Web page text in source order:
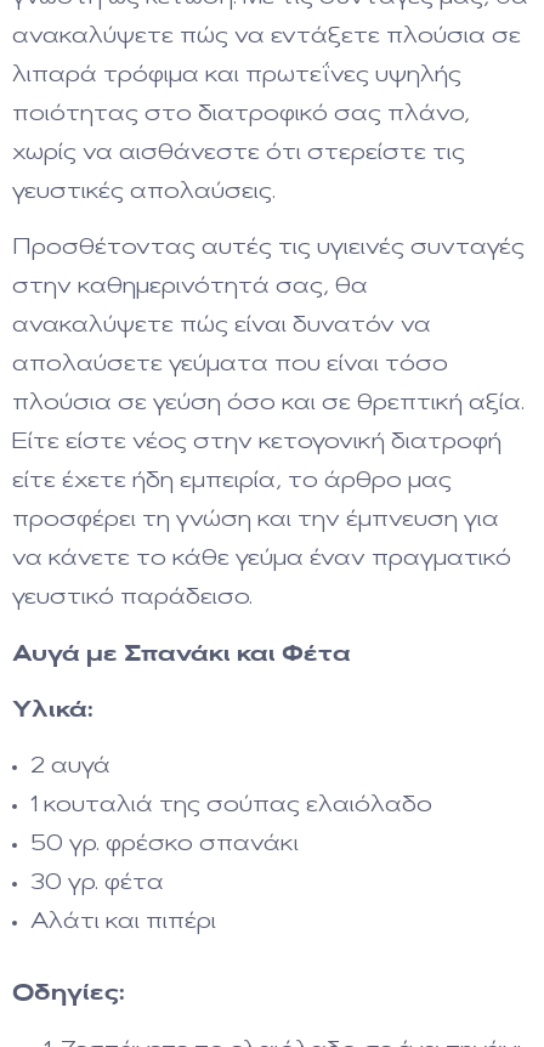
ανακαλύψετε πώς να εντάξετε πλούσια σε
λιπαρά τρόφιμα και πρωτεΐνες υψηλής
ποιότητας στο διατροφικό σας πλάνο,
χωρίς να αισθάνεστε ότι στερείστε τις
γευστικές απολαύσεις.
Προσθέτοντας αυτές τις υγιεινές συνταγές
στην καθημερινότητά σας, θα
ανακαλύψετε πώς είναι δυνατόν να
απολαύσετε γεύματα που είναι τόσο
πλούσια σε γεύση όσο και σε θρεπτική αξία.
Είτε είστε νέος στην κετογονική διατροφή
είτε έχετε ήδη εμπειρία, το άρθρο μας
προσφέρει τη γνώση και την έμπνευση για
να κάνετε το κάθε γεύμα έναν πραγματικό
γευστικό παράδεισο.
Αυγά με Σπανάκι και Φέτα
Υλικά:
2 αυγά
1 κουταλιά της σούπας ελαιόλαδο
50 γρ. φρέσκο σπανάκι
30 γρ. φέτα
Αλάτι και πιπέρι
Οδηγίες: